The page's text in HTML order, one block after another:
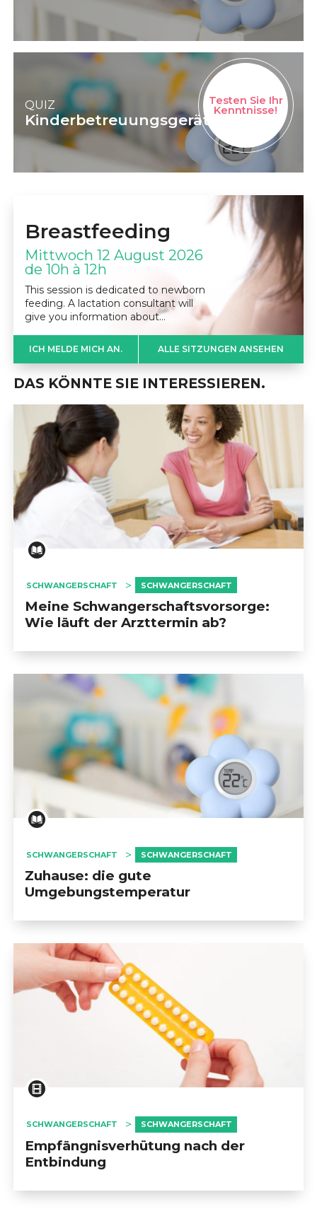
QUIZ
Kinderbetreuungsgeräte
Testen Sie Ihr
Kenntnisse!
Breastfeeding
Mittwoch 12 August 2026
de 10h à 12h
This session is dedicated to newborn
feeding. A lactation consultant will
give you information about…
ICH MELDE MICH AN. ALLE SITZUNGEN ANSEHEN
DAS KÖNNTE SIE INTERESSIEREN.
SCHWANGERSCHAFT SCHWANGERSCHAFT
Meine Schwangerschaftsvorsorge:
Wie läuft der Arzttermin ab?
SCHWANGERSCHAFT SCHWANGERSCHAFT
Zuhause: die gute
Umgebungstemperatur
SCHWANGERSCHAFT SCHWANGERSCHAFT
Empfängnisverhütung nach der
Entbindung